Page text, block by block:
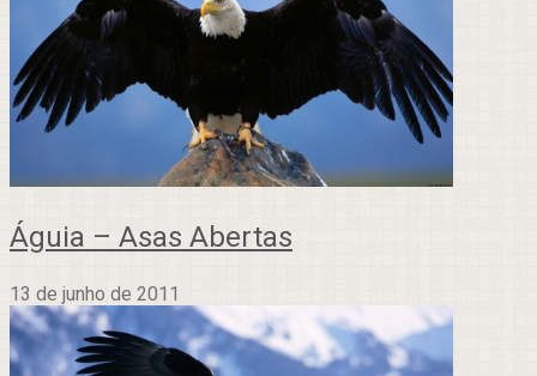
Águia – Asas Abertas
13 de junho de 2011